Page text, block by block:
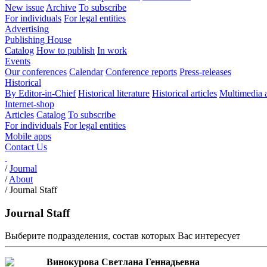
New issue Archive To subscribe
For individuals For legal entities
Advertising
Publishing House
Catalog How to publish In work
Events
Our conferences Calendar Conference reports Press-releases
Historical
By Editor-in-Chief Historical literature Historical articles Multimedia
Internet-shop
Articles Catalog To subscribe
For individuals For legal entities
Mobile apps
Contact Us
/Journal
/About
/Journal Staff
Journal Staff
Выберите подразделения, состав которых Вас интересует
Винокурова Светлана Геннадьевна